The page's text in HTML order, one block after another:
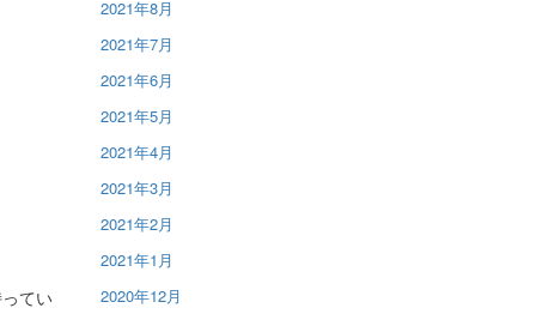
てい
2021年8月
2021年7月
2021年6月
2021年5月
2021年4月
2021年3月
2021年2月
2021年1月
2020年12月